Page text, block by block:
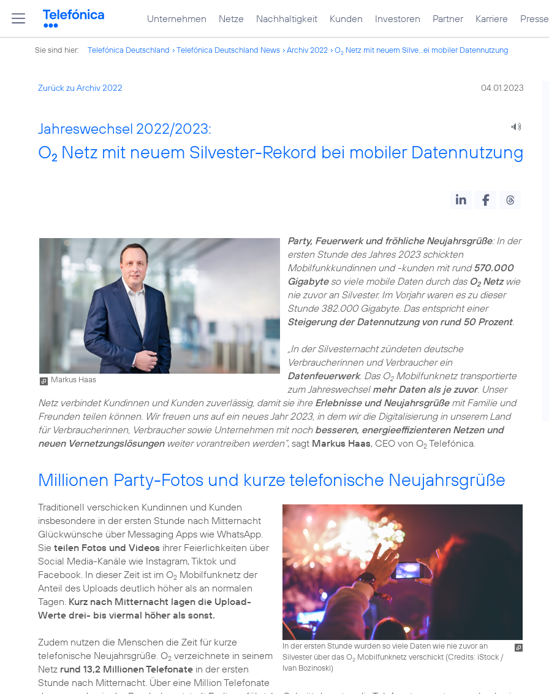
Unternehmen Netze Nachhaltigkeit Kunden Investoren Partner Karriere Presse
Sie sind hier: Telefónica Deutschland Telefónica Deutschland News Archiv 2022 O2 Netz mit neuem Silve...ei mobiler Datennutzung
Zurück zu Archiv 2022 04.01.2023
Jahreswechsel 2022/2023:
O2 Netz mit neuem Silvester-Rekord bei mobiler Datennutzung
Markus Haas
Party, Feuerwerk und fröhliche Neujahrsgrüße: In der
ersten Stunde des Jahres 2023 schickten
Mobilfunkkundinnen und -kunden mit rund570.000
Gigabyteso viele mobile Daten durch das O2Netzwie
nie zuvor an Silvester. Im Vorjahr waren es zu dieser
Stunde 382.000 Gigabyte. Das entspricht einer
Steigerung der Datennutzung von rund 50 Prozent.
„In der Silvesternacht zündeten deutsche
Verbraucherinnen und Verbraucher ein
Datenfeuerwerk. Das O2Mobilfunknetz transportierte
zum Jahreswechsel mehr Daten als je zuvor. Unser
Netz verbindet Kundinnen und Kunden zuverlässig, damit sie ihre Erlebnisse und Neujahrsgrüßemit Familie und
Freunden teilen können. Wir freuen uns auf ein neues Jahr 2023, in dem wir die Digitalisierung in unserem Land
für Verbraucherinnen, Verbraucher sowie Unternehmen mit noch besseren, energieeffizienteren Netzen und
neuen Vernetzungslösungenweiter vorantreiben werden“, sagt Markus Haas, CEO von O2 Telefónica.
Millionen Party-Fotos und kurze telefonische Neujahrsgrüße
In der ersten Stunde wurden so viele Daten wie nie zuvor an
Silvester über das O2Mobilfunknetz verschickt (Credits: iStock /
Ivan Bozinoski)
Traditionell verschicken Kundinnen und Kunden
insbesondere in der ersten Stunde nach Mitternacht
Glückwünsche über Messaging Apps wie WhatsApp.
Sie teilen Fotos und Videos ihrer Feierlichkeiten über
Social Media-Kanäle wie Instagram, Tiktok und
Facebook. In dieser Zeit ist im O2 Mobilfunknetz der
Anteil des Uploads deutlich höher als an normalen
Tagen. Kurz nach Mitternacht lagen die Upload-
Werte drei- bis viermal höher als sonst.
Zudem nutzen die Menschen die Zeit für kurze
telefonische Neujahrsgrüße. O2 verzeichnete in seinem
Netz rund 13,2 Millionen Telefonate in der ersten
Stunde nach Mitternacht. Über eine Million Telefonate